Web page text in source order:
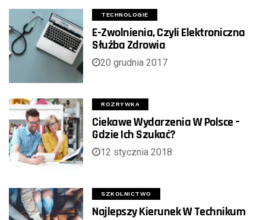
TECHNOLOGIE
E-Zwolnienia, Czyli Elektroniczna
Służba Zdrowia
20 grudnia 2017
ROZRYWKA
Ciekawe Wydarzenia W Polsce –
Gdzie Ich Szukać?
12 stycznia 2018
SZKOLNICTWO
Najlepszy Kierunek W Technikum